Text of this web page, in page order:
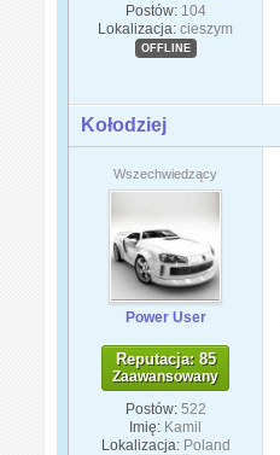
Postów: 104
Lokalizacja: cieszym
OFFLINE
Kołodziej
Wszechwiedzący
Power User
Reputacja: 85
Zaawansowany
Postów: 522
Imię: Kamil
Lokalizacja: Poland